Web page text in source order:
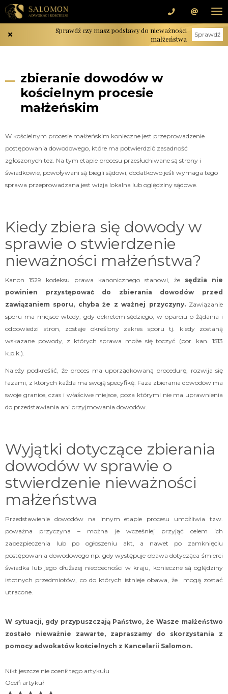
Sprawdź czy masz podstawy do nieważności
małżeństwa
Sprawdź
zbieranie dowodów w
kościelnym procesie
małżeńskim
W kościelnym procesie małżeńskim konieczne jest przeprowadzenie
postępowania dowodowego, które ma potwierdzić zasadność
zgłoszonych tez. Na tym etapie procesu przesłuchiwane są strony i
świadkowie, powoływani są biegli sądowi, dodatkowo jeśli wymaga tego
sprawa przeprowadzana jest wizja lokalna lub oględziny sądowe.
Kiedy zbiera się dowody w
sprawie o stwierdzenie
nieważności małżeństwa?
Kanon 1529 kodeksu prawa kanonicznego stanowi, że sędzia nie
powinien przystępować do zbierania dowodów przed
zawiązaniem sporu, chyba że z ważnej przyczyny.Zawiązanie
sporu ma miejsce wtedy, gdy dekretem sędziego, w oparciu o żądania i
odpowiedzi stron, zostaje określony zakres sporu tj. kiedy zostaną
wskazane powody, z których sprawa może się toczyć (por. kan. 1513
k.p.k.).
Należy podkreślić, że proces ma uporządkowaną procedurę, rozwija się
fazami, z których każda ma swoją specyfikę. Faza zbierania dowodów ma
swoje granice, czas i właściwe miejsce, poza którymi nie ma uprawnienia
do przedstawiania ani przyjmowania dowodów.
Wyjątki dotyczące zbierania
dowodów w sprawie o
stwierdzenie nieważności
małżeństwa
Przedstawienie dowodów na innym etapie procesu umożliwia tzw.
poważna przyczyna – można je wcześniej przyjąć celem ich
zabezpieczenia lub po ogłoszeniu akt, a nawet po zamknięciu
postępowania dowodowego np. gdy występuje obawa dotycząca śmierci
świadka lub jego dłuższej nieobecności w kraju, konieczne są oględziny
istotnych przedmiotów, co do których istnieje obawa, że mogą zostać
utracone.
W sytuacji, gdy przypuszczają Państwo, że Wasze małżeństwo
zostało nieważnie zawarte, zapraszamy do skorzystania z
pomocy adwokatów kościelnych z Kancelarii Salomon.
Nikt jeszcze nie ocenił tego artykułu
Oceń artykuł